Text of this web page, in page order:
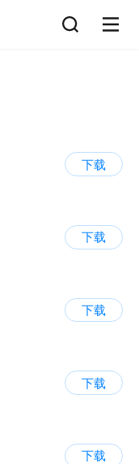
下载
下载
下载
下载
下载